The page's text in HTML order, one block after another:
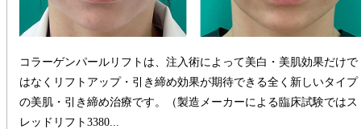
コラーゲンパールリフトは、注入術によって美白・美肌効果だけで
はなくリフトアップ・引き締め効果が期待できる全く新しいタイプ
の美肌・引き締め治療です。（製造メーカーによる臨床試験ではス
レッドリフト3380...